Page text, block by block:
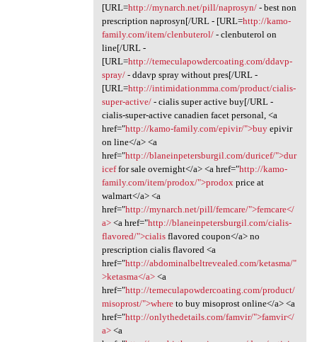
[URL=http://mynarch.net/pill/naprosyn/- best non
prescription naprosyn[/URL - [URL=http://kamo-
family.com/item/clenbuterol/- clenbuterol on
line[/URL -
[URL=http://temeculapowdercoating.com/ddavp-
spray/- ddavp spray without pres[/URL -
[URL=http://intimidationmma.com/product/cialis-
super-active/- cialis super active buy[/URL -
cialis-super-active canadien facet personal, <a
href="http://kamo-family.com/epivir/">buyepivir
on line</a> <a
href="http://blaneinpetersburgil.com/duricef/">dur
iceffor sale overnight</a> <a href="http://kamo-
family.com/item/prodox/">prodox price at
walmart</a> <a
href="http://mynarch.net/pill/femcare/">femcare</
a><a href="http://blaneinpetersburgil.com/cialis-
flavored/">cialisflavored coupon</a> no
prescription cialis flavored <a
href="http://abdominalbeltrevealed.com/ketasma/"
>ketasma</a><a
href="http://temeculapowdercoating.com/product/
misoprost/">whereto buy misoprost online</a> <a
href="http://onlythedetails.com/famvir/">famvir</
a><a